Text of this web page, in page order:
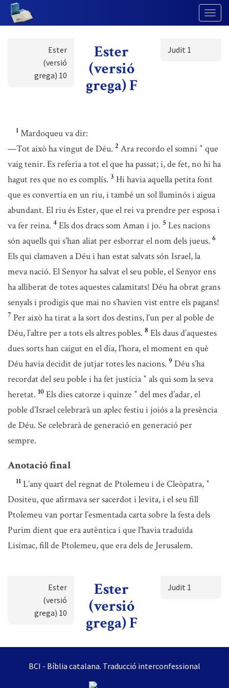
Ester
(versió
grega) 10
Ester
(versió
grega) F
Judit 1
1 Mardoqueu va dir:
—Tot això ha vingut de Déu. 2 Ara recordo el somni * que
vaig tenir. Es referia a tot el que ha passat; i, de fet, no hi ha
hagut res que no es complís. 3 Hi havia aquella petita font
que es convertia en un riu, i també un sol lluminós i aigua
abundant. El riu és Ester, que el rei va prendre per esposa i
va fer reina. 4 Els dos dracs som Aman i jo. 5 Les nacions
són aquells qui s’han aliat per esborrar el nom dels jueus. 6
Els qui clamaven a Déu i han estat salvats són Israel, la
meva nació. El Senyor ha salvat el seu poble, el Senyor ens
ha alliberat de totes aquestes calamitats! Déu ha obrat grans
senyals i prodigis que mai no s’havien vist entre els pagans!
7 Per això ha tirat a la sort dos destins, l’un per al poble de
Déu, l’altre per a tots els altres pobles. 8 Els daus d’aquestes
dues sorts han caigut en el dia, l’hora, el moment en què
Déu havia decidit de jutjar totes les nacions. 9 Déu s’ha
recordat del seu poble i ha fet justícia * als qui som la seva
heretat. 10 Els dies catorze i quinze * del mes d’adar, el
poble d’Israel celebrarà un aplec festiu i joiós a la presència
de Déu. Se celebrarà de generació en generació per
sempre.
Anotació final
11 L’any quart del regnat de Ptolemeu i de Cleòpatra, *
Dositeu, que afirmava ser sacerdot i levita, i el seu fill
Ptolemeu van portar l’esmentada carta sobre la festa dels
Purim dient que era autèntica i que l’havia traduïda
Lisímac, fill de Ptolemeu, que era dels de Jerusalem.
Ester
(versió
grega) 10
Ester
(versió
grega) F
Judit 1
BCI - Bíblia catalana. Traducció interconfessional